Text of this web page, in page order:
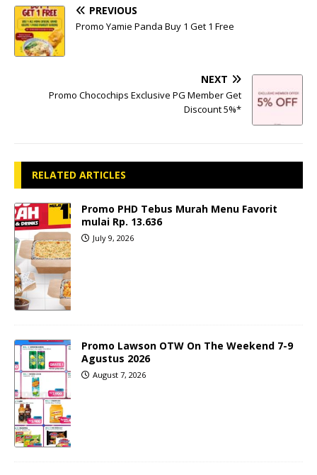
PREVIOUS
Promo Yamie Panda Buy 1 Get 1 Free
NEXT
Promo Chocochips Exclusive PG Member Get
Discount 5%*
RELATED ARTICLES
Promo PHD Tebus Murah Menu Favorit
mulai Rp. 13.636
July 9, 2026
Promo Lawson OTW On The Weekend 7-9
Agustus 2026
August 7, 2026